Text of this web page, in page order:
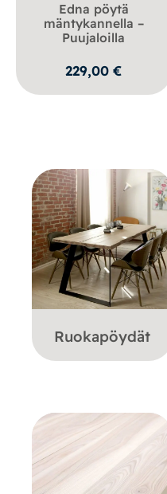
Edna pöytä
mäntykannella –
Puujaloilla
229,00€
Ruokapöydät